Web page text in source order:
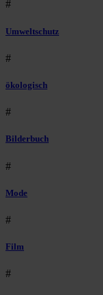
#
Umweltschutz
#
ökologisch
#
Bilderbuch
#
Mode
#
Film
#